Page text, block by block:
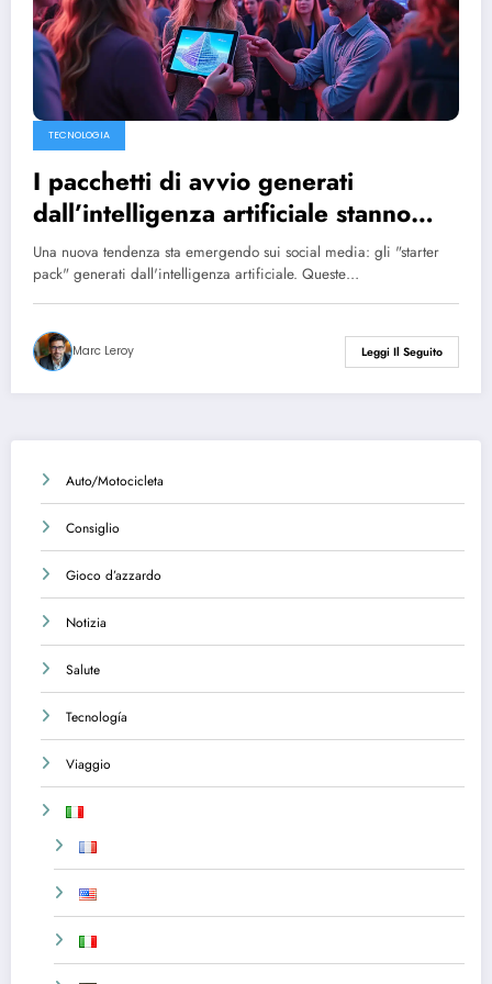
TECNOLOGIA
I pacchetti di avvio generati
dall’intelligenza artificiale stanno
inondando il web, ma stanno
suscitando reazioni contrastanti.
Una nuova tendenza sta emergendo sui social media: gli "starter
pack" generati dall'intelligenza artificiale. Queste…
Marc Leroy Leggi Il Seguito
Auto/Motocicleta
Consiglio
Gioco d’azzardo
Notizia
Salute
Tecnología
Viaggio